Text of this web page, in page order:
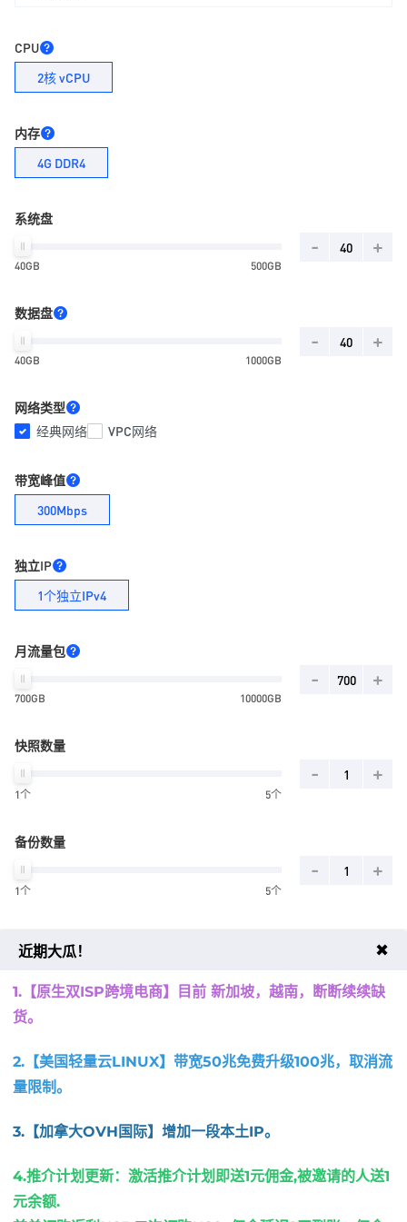
CPU
2核 vCPU
内存
4G DDR4
系统盘
40GB 500GB
- +
数据盘
40GB 1000GB
- +
网络类型
经典网络
VPC网络
带宽峰值
300Mbps
独立IP
1个独立IPv4
月流量包
700GB 10000GB
- +
快照数量
1个 5个
- +
备份数量
1个 5个
- +
订购日后每三十天重置一次
链接端口
Windows默认3389端口
周期
近期大瓜！ ✖
1.【原生双ISP跨境电商】目前 新加坡，越南，
断断续续缺
货。
2.【美国轻量云LINUX】带宽50兆免费升级100兆，取消流
量限制。
3.【加拿大OVH国际】增加一段本土IP。
4.推介计划更新：激活推介计划即送1元佣金,被邀请的人送1
元余额.